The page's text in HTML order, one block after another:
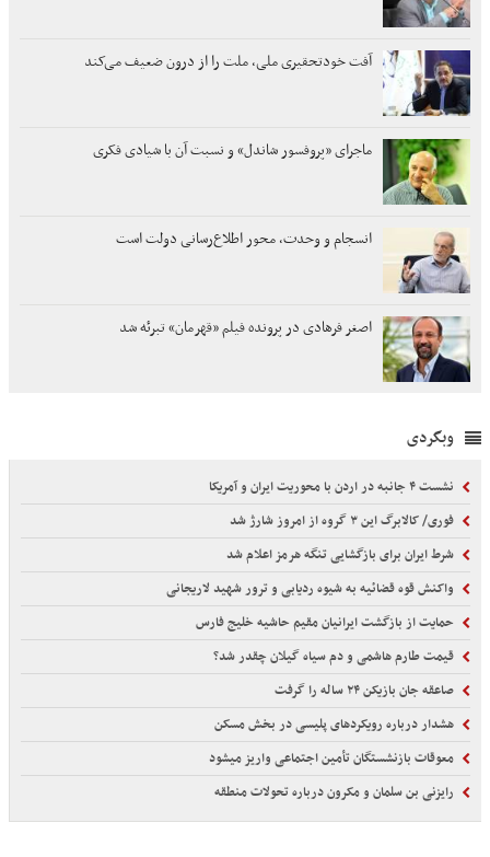
آفت خودتحقیری ملی، ملت را از درون ضعیف می‌کند
ماجرای «پروفسور شاندل» و نسبت آن با شیادی فکری
انسجام و وحدت، محور اطلاع‌رسانی دولت است
اصغر فرهادی در پرونده فیلم «قهرمان» تبرئه شد
وبگردی
نشست ۴ جانبه در اردن با محوریت ایران و آمریکا
فوری/ کالابرگ این ۳ گروه از امروز شارژ شد
شرط ایران برای بازگشایی تنگه هرمز اعلام شد
واکنش قوه قضائیه به شیوه ردیابی و ترور شهید لاریجانی
حمایت از بازگشت ایرانیان مقیم حاشیه خلیج فارس
قیمت طارم هاشمی و دم سیاه گیلان چقدر شد؟
صاعقه جان بازیکن ۲۴ ساله را گرفت
هشدار درباره رویکردهای پلیسی در بخش مسکن
معوقات بازنشستگان تأمین اجتماعی واریز میشود
رایزنی بن سلمان و مکرون درباره تحولات منطقه